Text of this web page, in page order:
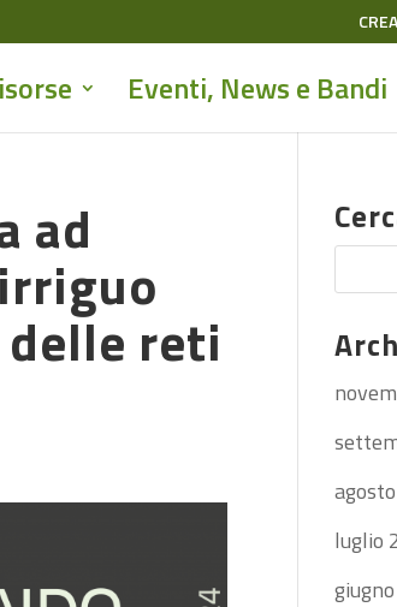
CREA
Eventi, News e Bandi
ad
reti
luglio